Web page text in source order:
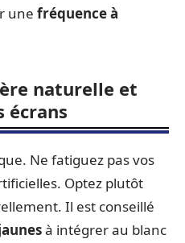
une fréquence à
naturelle et
écrans
Ne fatiguez pas vos
Optez plutôt
Il est conseillé
à intégrer au blanc